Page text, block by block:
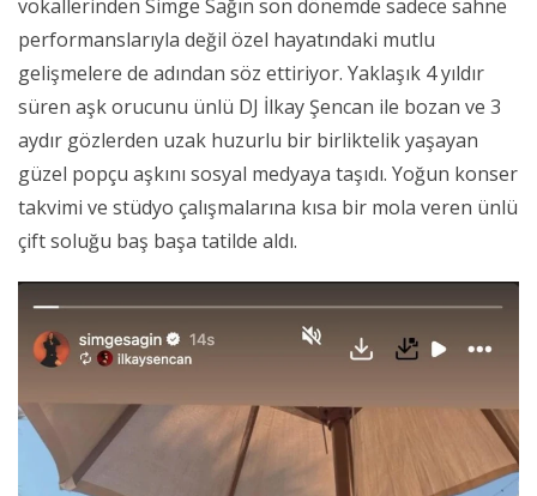
vokallerinden Simge Sağın son dönemde sadece sahne
performanslarıyla değil özel hayatındaki mutlu
gelişmelere de adından söz ettiriyor. Yaklaşık 4 yıldır
süren aşk orucunu ünlü DJ İlkay Şencan ile bozan ve 3
aydır gözlerden uzak huzurlu bir birliktelik yaşayan
güzel popçu aşkını sosyal medyaya taşıdı. Yoğun konser
takvimi ve stüdyo çalışmalarına kısa bir mola veren ünlü
çift soluğu baş başa tatilde aldı.